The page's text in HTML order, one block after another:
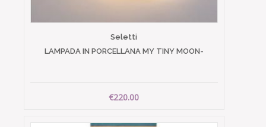
Seletti
LAMPADA IN PORCELLANA MY TINY MOON-
€220.00